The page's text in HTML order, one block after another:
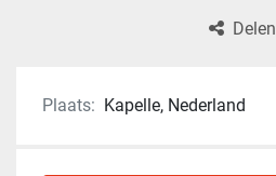
Delen
Plaats: Kapelle, Nederland